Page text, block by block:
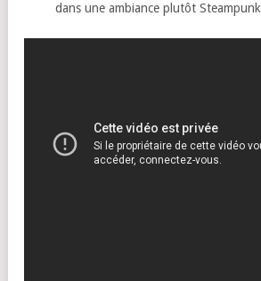
dans une ambiance plutôt Steampunk